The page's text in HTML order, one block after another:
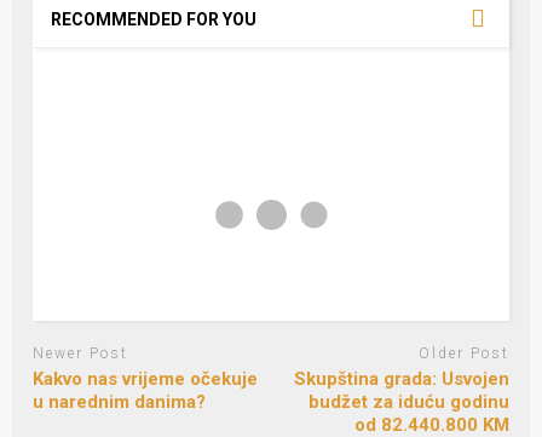
RECOMMENDED FOR YOU
Newer Post
Kakvo nas vrijeme očekuje
u narednim danima?
Older Post
Skupština grada: Usvojen
budžet za iduću godinu
od 82.440.800 KM